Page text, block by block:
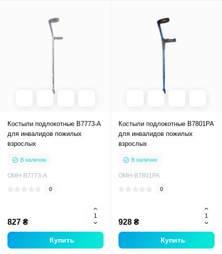
Костыли подлокотные B7773-A
для инвалидов пожилых
взрослых
В наличии
OMH-B7773-A
0
827 ₴
Купить
Костыли подлокотные B7801PA
для инвалидов пожилых
взрослых
В наличии
OMH-B7801PA
0
928 ₴
Купить